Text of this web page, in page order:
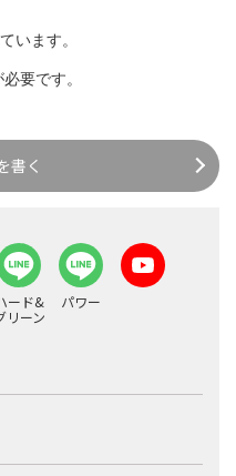
います。
必要です。
書く
ード&
リーン
パワー